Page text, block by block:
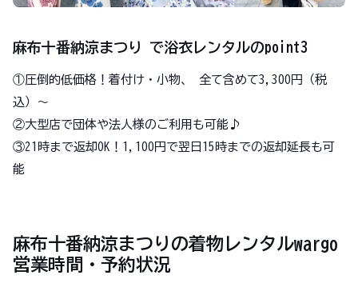
麻布十番納涼まつり で浴衣レンタルのpoint3
①圧倒的低価格！着付け・小物、 全て含めて3,300円（税
込）〜
②大型店で団体や法人様のご利用も可能♪
③21時まで返却OK！1,100円で翌日15時までの返却延長も可
能
麻布十番納涼まつりの着物レンタルwargo
営業時間・予約状況